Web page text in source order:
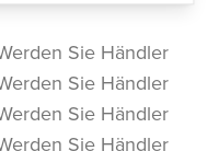
Sie Händler
Sie Händler
Sie Händler
Sie Händler